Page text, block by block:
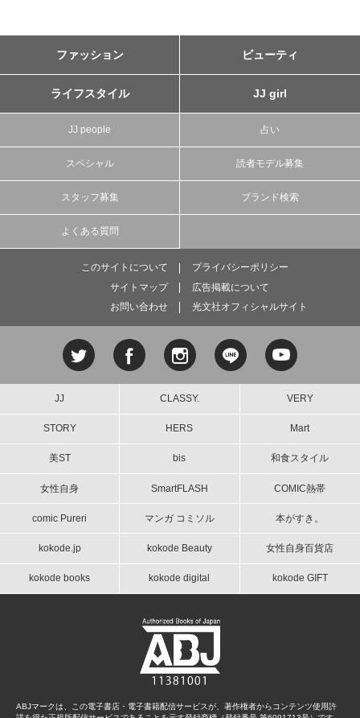
ファッション ビューティ
ライフスタイル JJ girl
JJ people 占い
スペシャル 読者モデル募集
スタッフ募集 ブランド検索
よくある質問
このサイトについて
プライバシーポリシー
サイトマップ
広告掲載について
お問い合わせ
光文社オフィシャルサイト
JJ CLASSY. VERY
STORY HERS Mart
美ST bis 和食スタイル
女性自身 SmartFLASH COMIC熱帯
comic Pureri マンガ コミソル 本がすき。
kokode.jp kokode Beauty 女性自身百貨店
kokode books kokode digital kokode GIFT
ABJマークは、この電子書店・電子書籍配信サービスが、著作権者からコンテンツ使用許